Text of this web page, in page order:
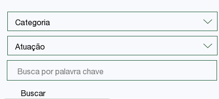
Buscar